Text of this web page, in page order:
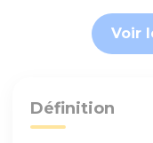
Voir
Définition